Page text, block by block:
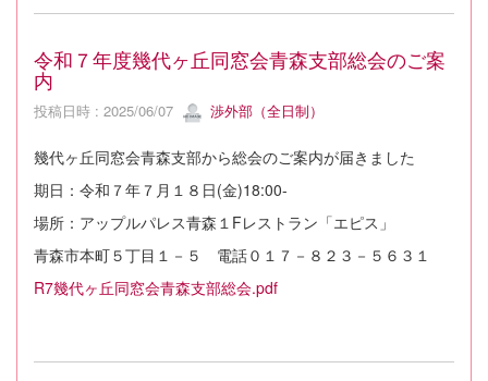
令和７年度幾代ヶ丘同窓会青森支部総会のご案
内
投稿日時 : 2025/06/07 渉外部（全日制）
幾代ヶ丘同窓会青森支部から総会のご案内が届きました
期日：令和７年７月１８日(金)18:00-
場所：アップルパレス青森１Fレストラン「エピス」
青森市本町５丁目１－５ 電話０１７－８２３－５６３１
R7幾代ヶ丘同窓会青森支部総会.pdf